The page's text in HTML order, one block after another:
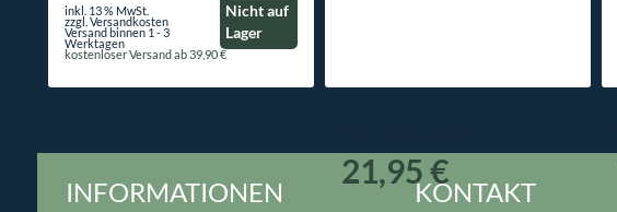
inkl. 13 % MwSt.
zzgl. Versandkosten
Versand binnen 1 - 3
Werktagen
kostenloser Versand ab 39,90 €
Nicht auf
Lager
21,95 €
INFORMATIONEN KONTAKT